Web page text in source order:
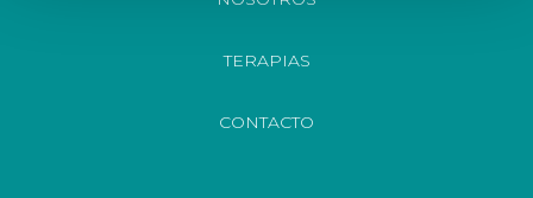
TERAPIAS
CONTACTO